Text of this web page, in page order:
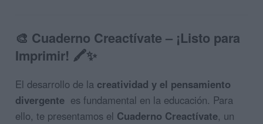
🎨 Cuaderno Creactívate – ¡Listo para
Imprimir! 🖍️✨
El desarrollo de la creatividad y el pensamiento
divergente es fundamental en la educación. Para
ello, te presentamos el Cuaderno Creactívate, un